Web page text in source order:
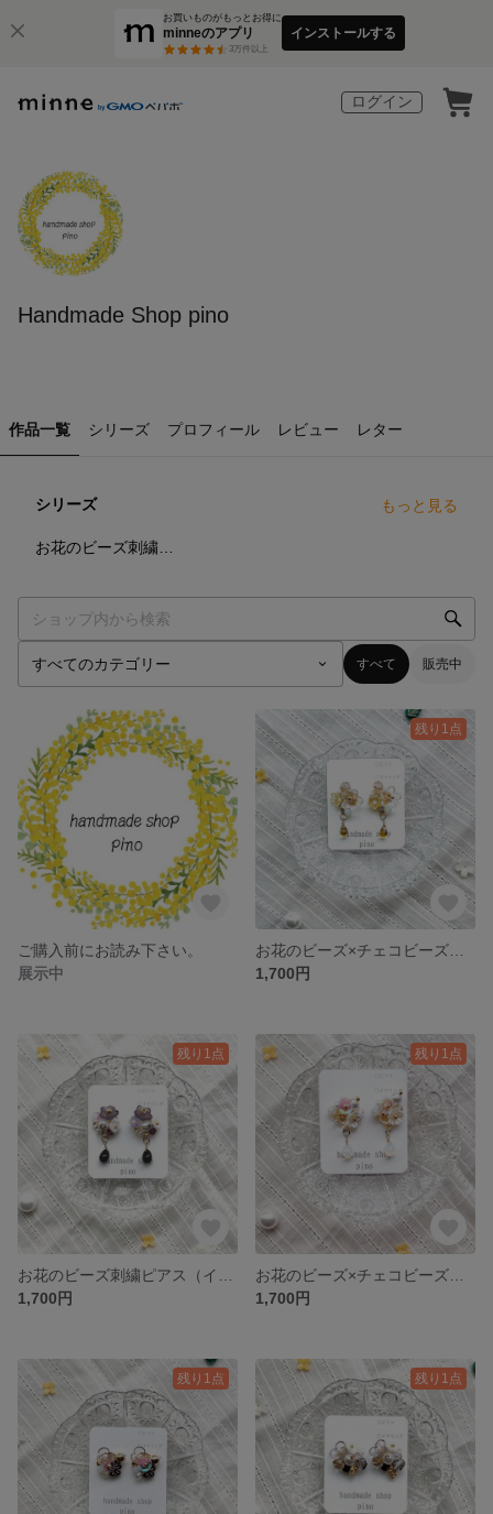
お買いものがもっとお得に
minneのアプリ
3万件以上
インストールする
ログイン
Handmade Shop pino
作品一覧 シリーズ プロフィール レビュー レター
シリーズ もっと見る
すべて 販売中
ご購入前にお読み下さい。
展示中
残り1点
1,700円
残り1点
1,700円
残り1点
1,700円
残り1点 残り1点